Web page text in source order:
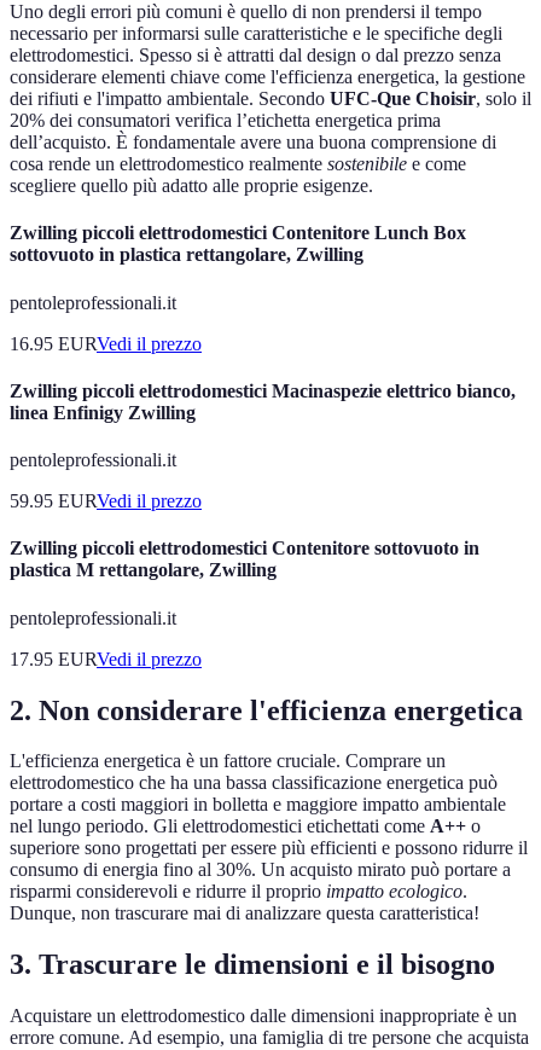
Uno degli errori più comuni è quello di non prendersi il tempo
necessario per informarsi sulle caratteristiche e le specifiche degli
elettrodomestici. Spesso si è attratti dal design o dal prezzo senza
considerare elementi chiave come l'efficienza energetica, la gestione
dei rifiuti e l'impatto ambientale. Secondo UFC-Que Choisir, solo il
20% dei consumatori verifica l’etichetta energetica prima
dell’acquisto. È fondamentale avere una buona comprensione di
cosa rende un elettrodomestico realmente sostenibile e come
scegliere quello più adatto alle proprie esigenze.
Zwilling piccoli elettrodomestici Contenitore Lunch Box
sottovuoto in plastica rettangolare, Zwilling
pentoleprofessionali.it
16.95 EURVedi il prezzo
Zwilling piccoli elettrodomestici Macinaspezie elettrico bianco,
linea Enfinigy Zwilling
pentoleprofessionali.it
59.95 EURVedi il prezzo
Zwilling piccoli elettrodomestici Contenitore sottovuoto in
plastica M rettangolare, Zwilling
pentoleprofessionali.it
17.95 EURVedi il prezzo
2. Non considerare l'efficienza energetica
L'efficienza energetica è un fattore cruciale. Comprare un
elettrodomestico che ha una bassa classificazione energetica può
portare a costi maggiori in bolletta e maggiore impatto ambientale
nel lungo periodo. Gli elettrodomestici etichettati come A++ o
superiore sono progettati per essere più efficienti e possono ridurre il
consumo di energia fino al 30%. Un acquisto mirato può portare a
risparmi considerevoli e ridurre il proprio impatto ecologico.
Dunque, non trascurare mai di analizzare questa caratteristica!
3. Trascurare le dimensioni e il bisogno
Acquistare un elettrodomestico dalle dimensioni inappropriate è un
errore comune. Ad esempio, una famiglia di tre persone che acquista